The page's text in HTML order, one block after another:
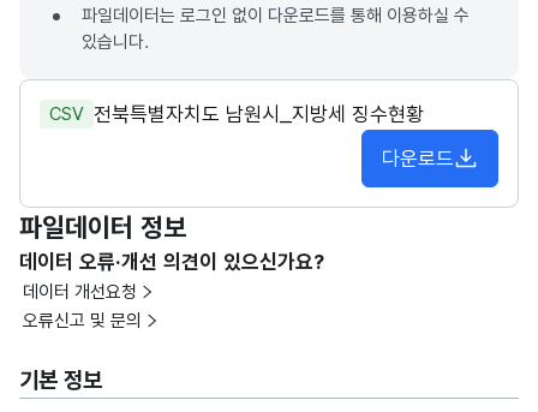
파일데이터는 로그인 없이 다운로드를 통해 이용하실 수
있습니다.
CSV 전북특별자치도 남원시_지방세 징수현황
다운로드
파일데이터 정보
데이터 오류·개선 의견이 있으신가요?
데이터 개선요청
오류신고 및 문의
기본 정보